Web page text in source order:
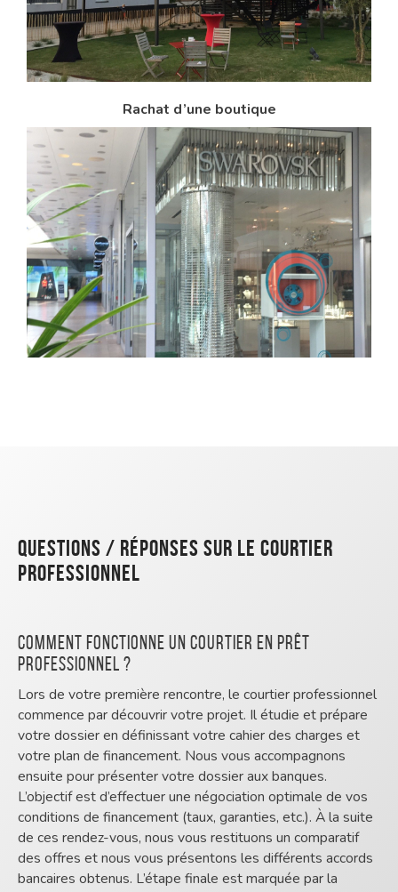
Rachat d’une boutique
Questions / réponses sur le courtier
professionnel
Comment fonctionne un courtier en prêt
professionnel ?
Lors de votre première rencontre, le courtier professionnel
commence par découvrir votre projet. Il étudie et prépare
votre dossier en définissant votre cahier des charges et
votre plan de financement. Nous vous accompagnons
ensuite pour présenter votre dossier aux banques.
L’objectif est d’effectuer une négociation optimale de vos
conditions de financement (taux, garanties, etc.). À la suite
de ces rendez-vous, nous vous restituons un comparatif
des offres et nous vous présentons les différents accords
bancaires obtenus. L’étape finale est marquée par la